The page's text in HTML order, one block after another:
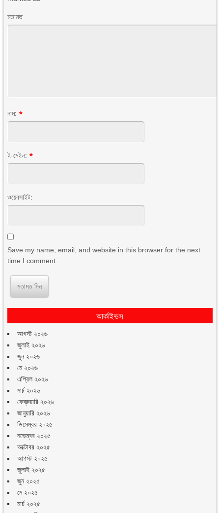
মতামত :
নাম: *
ই-মেইল: *
ওয়েবসাইট:
Save my name, email, and website in this browser for the next
time I comment.
আর্কাইভস
আগস্ট ২০২৬
জুলাই ২০২৬
জুন ২০২৬
মে ২০২৬
এপ্রিল ২০২৬
মার্চ ২০২৬
ফেব্রুয়ারি ২০২৬
জানুয়ারি ২০২৬
ডিসেম্বর ২০২৫
নভেম্বর ২০২৫
অক্টোবর ২০২৫
আগস্ট ২০২৫
জুলাই ২০২৫
জুন ২০২৫
মে ২০২৫
মার্চ ২০২৫